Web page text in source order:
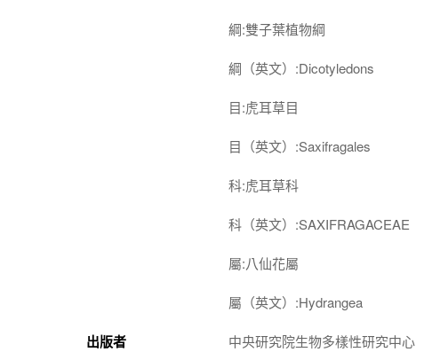
綱:雙子葉植物綱
綱（英文）:Dicotyledons
目:虎耳草目
目（英文）:Saxifragales
科:虎耳草科
科（英文）:SAXIFRAGACEAE
屬:八仙花屬
屬（英文）:Hydrangea
出版者 中央研究院生物多樣性研究中心